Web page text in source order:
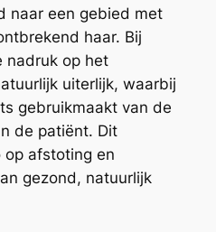
naar een gebied met
haar. Bij
nadruk op het
uiterlijk, waarbij
gebruikmaakt van de
de patiënt. Dit
afstoting en
gezond, natuurlijk